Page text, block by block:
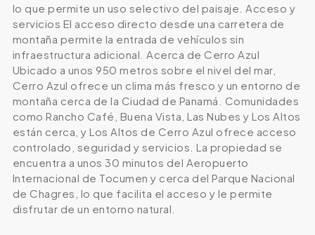
lo que permite un uso selectivo del paisaje. Acceso y
servicios El acceso directo desde una carretera de
montaña permite la entrada de vehículos sin
infraestructura adicional. Acerca de Cerro Azul
Ubicado a unos 950 metros sobre el nivel del mar,
Cerro Azul ofrece un clima más fresco y un entorno de
montaña cerca de la Ciudad de Panamá. Comunidades
como Rancho Café, Buena Vista, Las Nubes y Los Altos
están cerca, y Los Altos de Cerro Azul ofrece acceso
controlado, seguridad y servicios. La propiedad se
encuentra a unos 30 minutos del Aeropuerto
Internacional de Tocumen y cerca del Parque Nacional
de Chagres, lo que facilita el acceso y le permite
disfrutar de un entorno natural.